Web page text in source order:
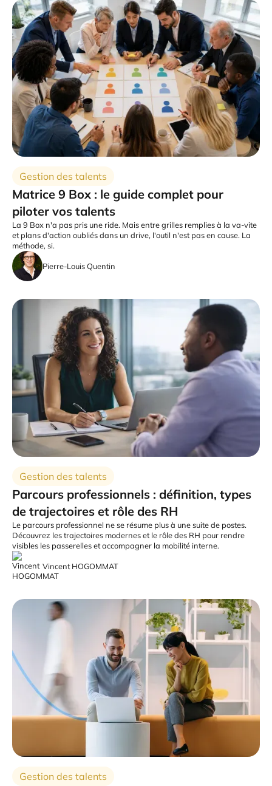
Gestion des talents
Matrice 9 Box : le guide complet pour
piloter vos talents
La 9 Box n'a pas pris une ride. Mais entre grilles remplies à la va-vite
et plans d'action oubliés dans un drive, l'outil n'est pas en cause. La
méthode, si.
Pierre-Louis Quentin
Gestion des talents
Parcours professionnels : définition, types
de trajectoires et rôle des RH
Le parcours professionnel ne se résume plus à une suite de postes.
Découvrez les trajectoires modernes et le rôle des RH pour rendre
visibles les passerelles et accompagner la mobilité interne.
Vincent HOGOMMAT
Gestion des talents